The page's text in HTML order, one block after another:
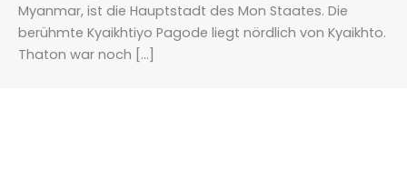
Myanmar, ist die Hauptstadt des Mon Staates. Die
berühmte Kyaikhtiyo Pagode liegt nördlich von Kyaikhto.
Thaton war noch […]